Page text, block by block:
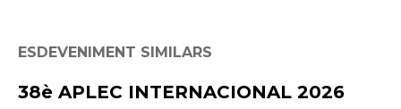
ESDEVENIMENT SIMILARS
38è APLEC INTERNACIONAL 2026